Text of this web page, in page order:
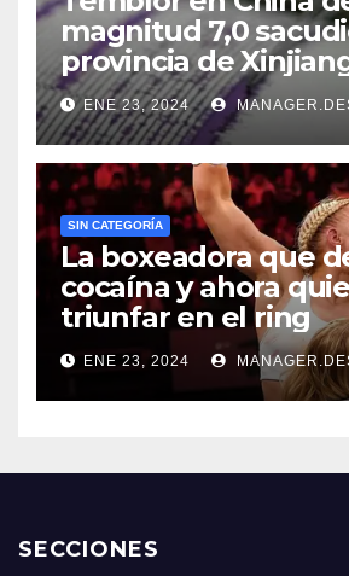
magnitud 7,0
provincia de
ENE 23, 2024
SIN CATEGORÍA
La boxeadora que
cocaína y ahora
triunfar en el ring​
ENE 23, 2024
SECCIONES